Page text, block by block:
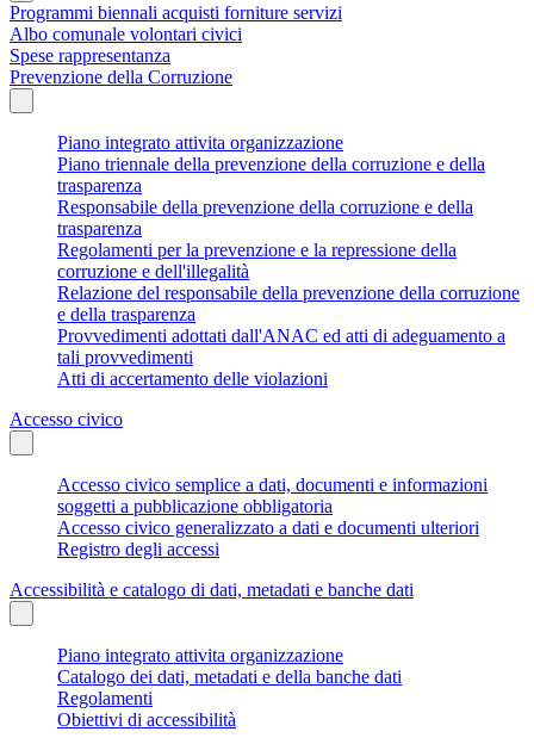
Programmi biennali acquisti forniture servizi
Albo comunale volontari civici
Spese rappresentanza
Prevenzione della Corruzione
Piano integrato attivita organizzazione
Piano triennale della prevenzione della corruzione e della
trasparenza
Responsabile della prevenzione della corruzione e della
trasparenza
Regolamenti per la prevenzione e la repressione della
corruzione e dell'illegalità
Relazione del responsabile della prevenzione della corruzione
e della trasparenza
Provvedimenti adottati dall'ANAC ed atti di adeguamento a
tali provvedimenti
Atti di accertamento delle violazioni
Accesso civico
Accesso civico semplice a dati, documenti e informazioni
soggetti a pubblicazione obbligatoria
Accesso civico generalizzato a dati e documenti ulteriori
Registro degli accessi
Accessibilità e catalogo di dati, metadati e banche dati
Piano integrato attivita organizzazione
Catalogo dei dati, metadati e della banche dati
Regolamenti
Obiettivi di accessibilità